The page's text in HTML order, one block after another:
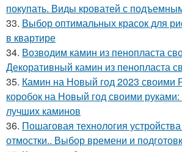
покупать. Виды кроватей с
33. Выбор оптимальных красок для
в квартире
34. Возводим камин из пенопласта
Декоративный камин из пенопласта
35. Камин на Новый год 2023 своими
коробок на Новый год своими
лучших каминов
36. Пошаговая технология
отмостки.. Выбор времени и